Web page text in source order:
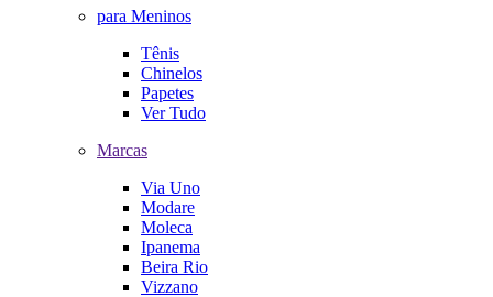
para Meninos
Tênis
Chinelos
Papetes
Ver Tudo
Marcas
Via Uno
Modare
Moleca
Ipanema
Beira Rio
Vizzano